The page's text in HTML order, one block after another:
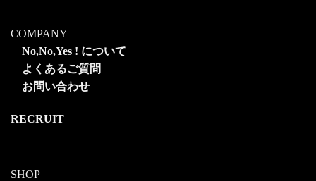
COMPANY
No,No,Yes ! について
よくあるご質問
お問い合わせ
RECRUIT
SHOP